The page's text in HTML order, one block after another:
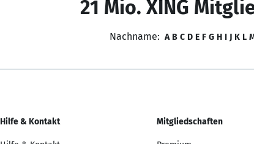
21 Mio. XING
Nachname: A B C D E F G H I J K L
Hilfe & Kontakt Mitgliedschaften